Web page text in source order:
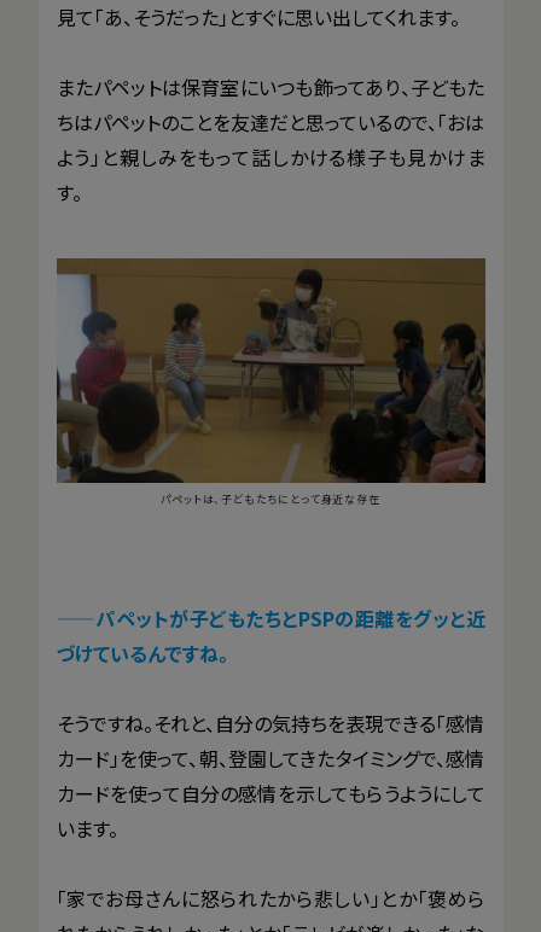
見て「あ、そうだった」とすぐに思い出してくれます。
またパペットは保育室にいつも飾ってあり、子どもた
ちはパペットのことを友達だと思っているので、「おは
よう」と親しみをもって話しかける様子も見かけま
す。
パペットは、子どもたちにとって身近な存在
——パペットが子どもたちとPSPの距離をグッと近
づけているんですね。
そうですね。それと、自分の気持ちを表現できる「感情
カード」を使って、朝、登園してきたタイミングで、感情
カードを使って自分の感情を示してもらうようにして
います。
「家でお母さんに怒られたから悲しい」とか「褒めら